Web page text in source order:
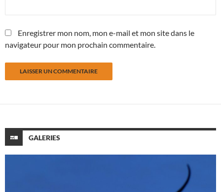
Enregistrer mon nom, mon e-mail et mon site dans le
navigateur pour mon prochain commentaire.
GALERIES